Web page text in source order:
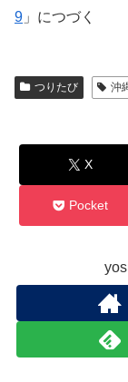
9 」につづく
つりたび 沖
X
Pocket